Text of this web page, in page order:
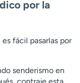
por la
fácil pasarlas por
senderismo en